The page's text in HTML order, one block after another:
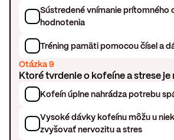
Sústredené vnímanie prítomného
hodnotenia
Tréning pamäti pomocou čísel a
Otázka 9
Ktoré tvrdenie o kofeíne a strese je
Kofeín úplne nahrádza potrebu
Vysoké dávky kofeínu môžu u
zvyšovať nervozitu a stres